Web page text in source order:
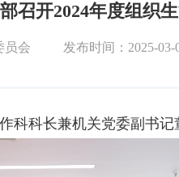
召开2024年度组织
员会 发布时间：2025-03-
科长兼机关党委副书